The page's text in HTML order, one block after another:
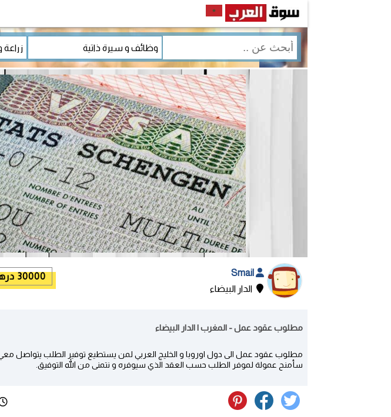
الدار البيضاء
30000 درهم
مطلوب عقود عمل - المغرب | الدار البيضاء
مطلوب عقود عمل الى دول اوروبا و الخليج العربي لمن يستطيع توفير الطلب يتواصل
سأمنح عمولة لموفر الطلب حسب العقد الذي سيوفره و نتمنى من الله التوفيق.